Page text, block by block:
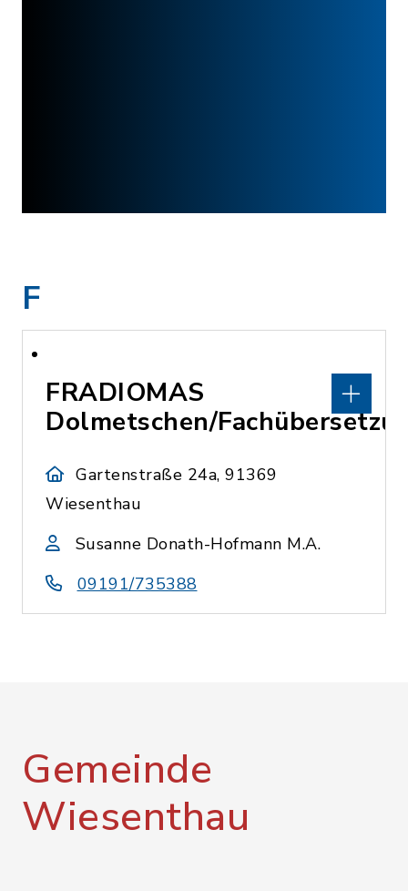
F
FRADIOMAS
Dolmetschen/
Gartenstraße 24a, 91369
Wiesenthau
Susanne Donath-Hofmann M.A.
09191/735388
Gemeinde
Wiesenthau